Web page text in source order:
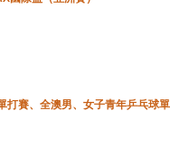
打賽、全澳男、女子青年乒乓球